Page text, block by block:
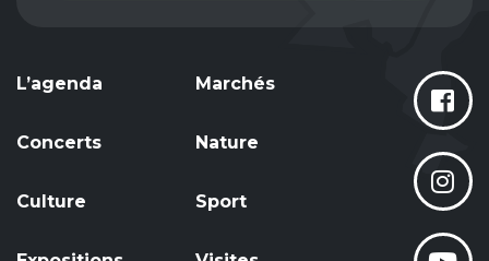
L’agenda
Concerts
Culture
Marchés
Nature
Sport